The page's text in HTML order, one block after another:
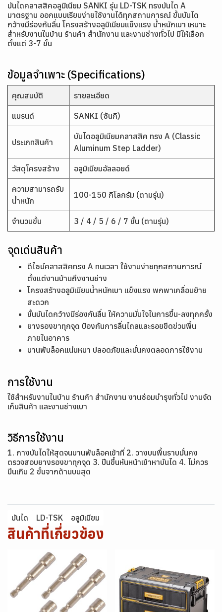
บันไดคลาสสิคอลูมิเนียม SANKI รุ่น LD-TSK ทรงบันได A
มาตรฐาน ออกแบบเรียบง่ายใช้งานได้ทุกสถานการณ์ ขั้นบันได
กว้างมีร่องกันลื่น โครงสร้างอลูมิเนียมแข็งแรง น้ำหนักเบา เหมาะ
สำหรับงานในบ้าน ร้านค้า สำนักงาน และงานช่างทั่วไป มีให้เลือก
ตั้งแต่ 3-7 ขั้น
ข้อมูลจำเพาะ (Specifications)
คุณสมบัติ รายละเอียด
แบรนด์ SANKI (ซันกิ)
ประเภทสินค้า
บันไดอลูมิเนียมคลาสสิค ทรง A (Classic
Aluminum Step Ladder)
วัสดุโครงสร้าง อลูมิเนียมอัลลอยด์
ความสามารถรับ
น้ำหนัก
100-150 กิโลกรัม (ตามรุ่น)
จำนวนขั้น 3 / 4 / 5 / 6 / 7 ขั้น (ตามรุ่น)
จุดเด่นสินค้า
ดีไซน์คลาสสิคทรง A ทนเวลา ใช้งานง่ายทุกสถานการณ์
ตั้งแต่งานบ้านถึงงานช่าง
โครงสร้างอลูมิเนียมน้ำหนักเบา แข็งแรง พกพาเคลื่อนย้าย
สะดวก
ขั้นบันไดกว้างมีร่องกันลื่น ให้ความมั่นใจในการขึ้น-ลงทุกครั้ง
ยางรองขาทุกจุด ป้องกันการลื่นไถลและรอยขีดข่วนพื้น
ภายในอาคาร
บานพับล็อคแน่นหนา ปลอดภัยและมั่นคงตลอดการใช้งาน
การใช้งาน
ใช้สำหรับงานในบ้าน ร้านค้า สำนักงาน งานซ่อมบำรุงทั่วไป งานจัด
เก็บสินค้า และงานช่างเบา
วิธีการใช้งาน
1. กางบันไดให้สุดจนบานพับล็อคเข้าที่ 2. วางบนพื้นราบมั่นคง
ตรวจสอบยางรองขาทุกจุด 3. ปีนขึ้นหันหน้าเข้าหาบันได 4. ไม่ควร
ปีนเกิน 2 ขั้นจากด้านบนสุด
บันได LD-TSK อลูมิเนียม
สินค้าที่เกี่ยวข้อง